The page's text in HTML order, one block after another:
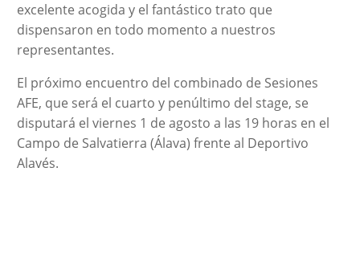
excelente acogida y el fantástico trato que
dispensaron en todo momento a nuestros
representantes.
El próximo encuentro del combinado de Sesiones
AFE, que será el cuarto y penúltimo del stage, se
disputará el viernes 1 de agosto a las 19 horas en el
Campo de Salvatierra (Álava) frente al Deportivo
Alavés.